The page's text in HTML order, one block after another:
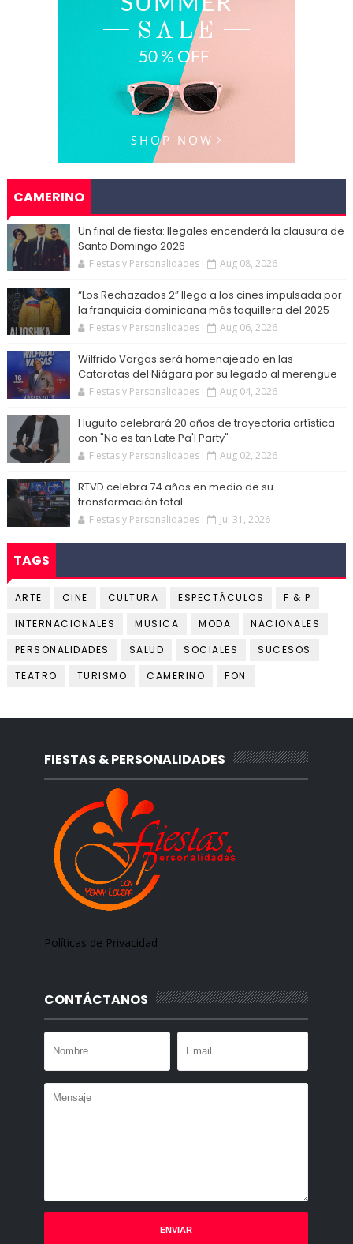
CAMERINO
Un final de fiesta: Ilegales encenderá la clausura de
Santo Domingo 2026
Fiestas y Personalidades Aug 08, 2026
“Los Rechazados 2” llega a los cines impulsada por
la franquicia dominicana más taquillera del 2025
Fiestas y Personalidades Aug 06, 2026
Wilfrido Vargas será homenajeado en las
Cataratas del Niágara por su legado al merengue
Fiestas y Personalidades Aug 04, 2026
Huguito celebrará 20 años de trayectoria artística
con "No es tan Late Pa'l Party"
Fiestas y Personalidades Aug 02, 2026
RTVD celebra 74 años en medio de su
transformación total
Fiestas y Personalidades Jul 31, 2026
TAGS
ARTE CINE CULTURA ESPECTÁCULOS
F & P
INTERNACIONALES
MUSICA MODA
NACIONALES
PERSONALIDADES
SALUD SOCIALES
SUCESOS
TEATRO
TURISMO CAMERINO FON
FIESTAS & PERSONALIDADES
Políticas de Privacidad
CONTÁCTANOS